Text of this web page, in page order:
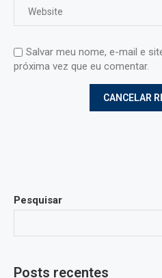
Salvar meu nome, e-mail e
próxima vez que eu comentar.
Pesquisar
Posts recentes